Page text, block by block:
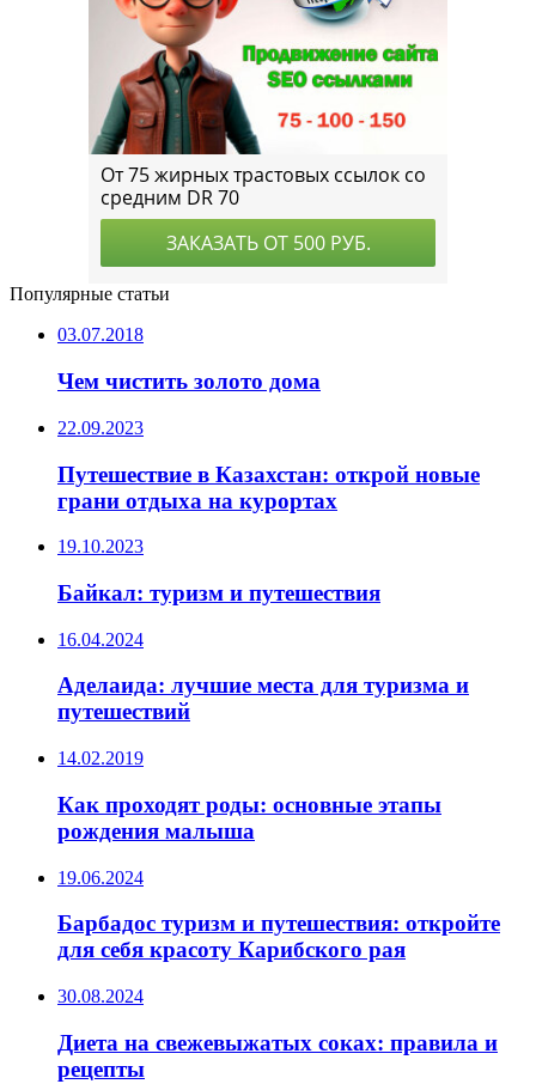
Популярные статьи
03.07.2018
Чем чистить золото дома
22.09.2023
Путешествие в Казахстан: открой новые
грани отдыха на курортах
19.10.2023
Байкал: туризм и путешествия
16.04.2024
Аделаида: лучшие места для туризма и
путешествий
14.02.2019
Как проходят роды: основные этапы
рождения малыша
19.06.2024
Барбадос туризм и путешествия: откройте
для себя красоту Карибского рая
30.08.2024
Диета на свежевыжатых соках: правила и
рецепты